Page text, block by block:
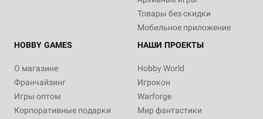
Товары без скидки
Мобильное приложение
HOBBY GAMES
О магазине
Франчайзинг
Игры оптом
Корпоративные подарки
НАШИ ПРОЕКТЫ
Hobby World
Игрокон
Warforge
Мир фантастики